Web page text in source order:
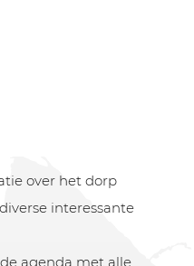
over het dorp
interessante
agenda met alle